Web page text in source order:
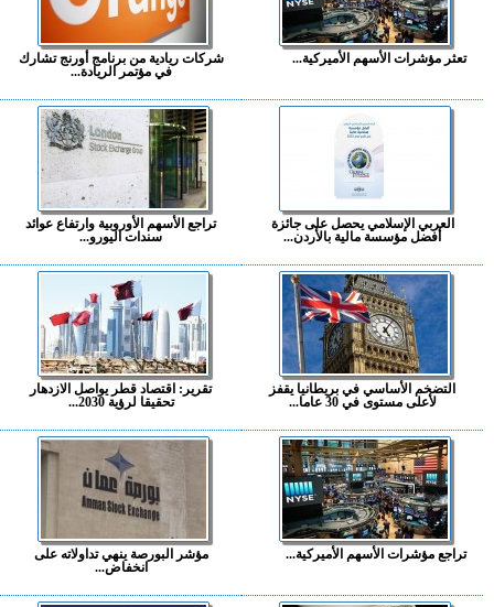
تعثر مؤشرات الأسهم الأميركية...
شركات ريادية من برنامج أورنج تشارك
في مؤتمر الريادة...
العربي الإسلامي يحصل على جائزة
أفضل مؤسسة مالية بالأردن...
تراجع الأسهم الأوروبية وارتفاع عوائد
سندات اليورو...
التضخم الأساسي في بريطانيا يقفز
لأعلى مستوى في 30 عاما...
تقرير: اقتصاد قطر يواصل الازدهار
تحقيقا لرؤية 2030...
تراجع مؤشرات الأسهم الأميركية...
مؤشر البورصة ينهي تداولاته على
انخفاض...